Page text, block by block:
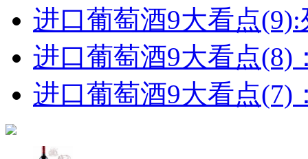
进口葡萄酒9大看点(9):
进口葡萄酒9大看点(8)
进口葡萄酒9大看点(7)